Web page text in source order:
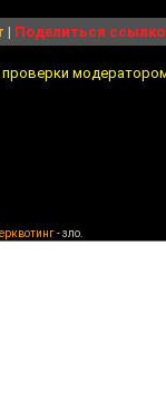
| Поделиться
проверки
- зло.